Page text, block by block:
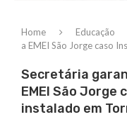
Home Educação
a EMEI São Jorge caso
Secretária
EMEI São
instalado em